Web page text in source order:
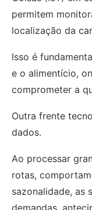
permitem
localização da
Isso é
e o alimentício,
comprometer a
Outra frente
dados.
Ao processar
rotas,
sazonalidade, as
demandas,